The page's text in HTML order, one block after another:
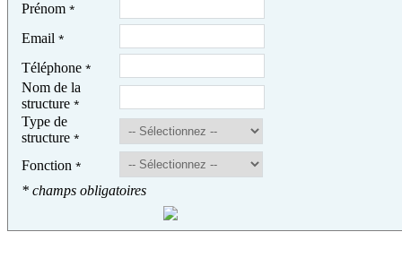
Prénom *
Email *
Téléphone *
Nom de la
structure *
Type de
structure *
Fonction *
* champs obligatoires